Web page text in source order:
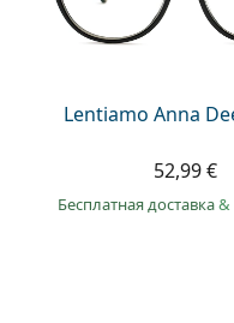
Persol
Все бренды
Lentiamo Anna
52,99 €
Бесплатная доставка&